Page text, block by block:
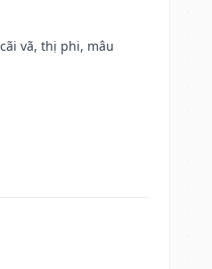
vã, thị phi, mâu